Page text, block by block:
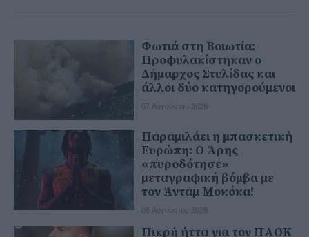
Φωτιά στη Βοιωτία:
Προφυλακίστηκαν ο
Δήμαρχος Στυλίδας και
άλλοι δύο κατηγορούμενοι
07 Αυγούστου 2026
Παραμιλάει η μπασκετική
Ευρώπη: Ο Άρης
«πυροδότησε»
μεταγραφική βόμβα με
τον Άνταμ Μοκόκα!
06 Αυγούστου 2026
Πικρή ήττα για τον ΠΑΟΚ